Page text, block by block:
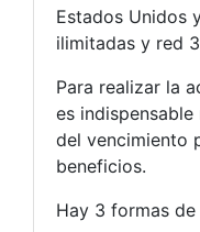
Estados Unidos
ilimitadas y red
Para realizar la
es
del vencimiento
beneficios.
Hay 3 formas